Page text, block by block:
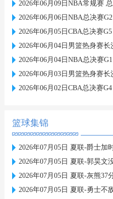
2026年06月09日NBA常规赛 总决
2026年06月06日NBA总决赛
2026年06月05日CBA总决赛
2026年06月04日男篮热身赛长沙站
2026年06月04日NBA总决赛
2026年06月03日男篮热身赛长沙站
2026年06月02日CBA总决赛
篮球集锦
2026年07月05日 夏联-爵士加时险胜老鹰
2026年07月05日 夏联-郭昊文没出
2026年07月05日 夏联-灰熊37分大胜雷霆
2026年07月05日 夏联-勇士不敌雄鹿